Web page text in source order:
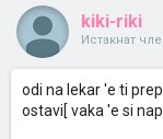
kiki-riki
Истакнат
odi na lekar 'e ti
ostavi[ vaka 'e si